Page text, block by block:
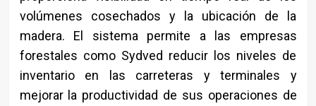
volúmenes cosechados y la ubicación de la
madera. El sistema permite a las empresas
forestales como Sydved reducir los niveles de
inventario en las carreteras y terminales y
mejorar la productividad de sus operaciones de